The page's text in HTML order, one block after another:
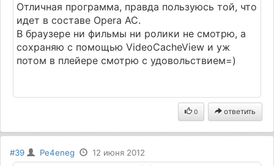
Отличная программа, правда пользуюсь той, что
идет в составе Opera AC.
В браузере ни фильмы ни ролики не смотрю, а
сохраняю с помощью VideoCacheView и уж
потом в плейере смотрю с удовольствием=)
0 ответить
#39 Pe4eneg 12 июня 2012